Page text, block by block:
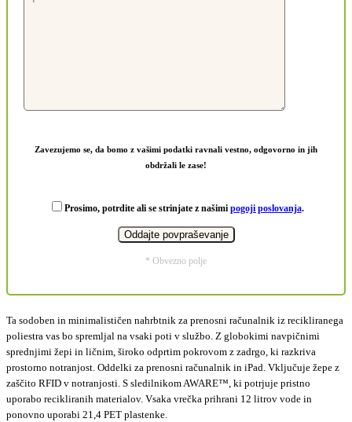
Zavezujemo se, da bomo z vašimi podatki ravnali vestno, odgovorno in jih
obdržali le zase!
Prosimo, potrdite ali se strinjate z našimi pogoji poslovanja.
* Obvezno polje
Ta sodoben in minimalističen nahrbtnik za prenosni računalnik iz recikliranega
poliestra vas bo spremljal na vsaki poti v službo. Z globokimi navpičnimi
sprednjimi žepi in ličnim, široko odprtim pokrovom z zadrgo, ki razkriva
prostorno notranjost. Oddelki za prenosni računalnik in iPad. Vključuje žepe z
zaščito RFID v notranjosti. S sledilnikom AWARE™, ki potrjuje pristno
uporabo recikliranih materialov. Vsaka vrečka prihrani 12 litrov vode in
ponovno uporabi 21,4 PET plastenke.